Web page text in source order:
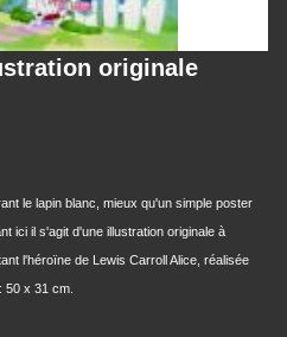
originale
le lapin blanc, mieux qu'un simple poster
ici il s'agit d'une illustration originale à
l'héroïne de Lewis Carroll Alice, réalisée
50 x 31 cm.